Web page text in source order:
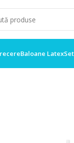
Baloane Latex